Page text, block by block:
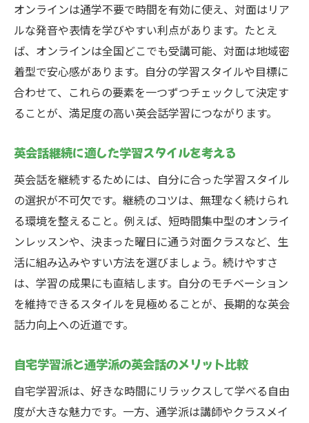
オンラインは通学不要で時間を有効に使え、対面はリア
ルな発音や表情を学びやすい利点があります。たとえ
ば、オンラインは全国どこでも受講可能、対面は地域密
着型で安心感があります。自分の学習スタイルや目標に
合わせて、これらの要素を一つずつチェックして決定す
ることが、満足度の高い英会話学習につながります。
英会話継続に適した学習スタイルを考える
英会話を継続するためには、自分に合った学習スタイル
の選択が不可欠です。継続のコツは、無理なく続けられ
る環境を整えること。例えば、短時間集中型のオンライ
ンレッスンや、決まった曜日に通う対面クラスなど、生
活に組み込みやすい方法を選びましょう。続けやすさ
は、学習の成果にも直結します。自分のモチベーション
を維持できるスタイルを見極めることが、長期的な英会
話力向上への近道です。
自宅学習派と通学派の英会話のメリット比較
自宅学習派は、好きな時間にリラックスして学べる自由
度が大きな魅力です。一方、通学派は講師やクラスメイ